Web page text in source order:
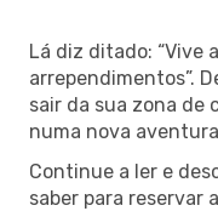
Lá diz ditado: “Vive
arrependimentos”.
sair da sua zona de
numa nova
Continue a ler e
saber para reservar